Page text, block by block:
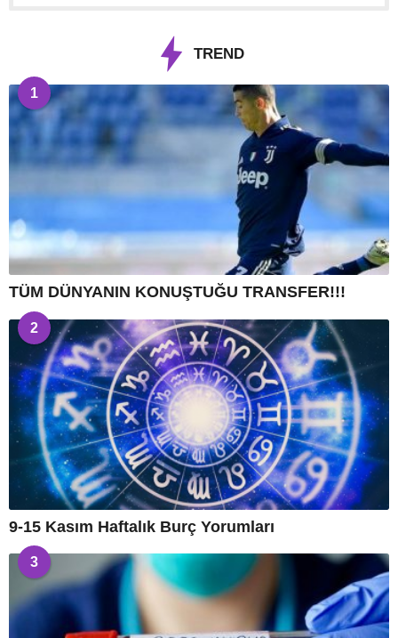
TREND
1
TÜM DÜNYANIN KONUŞTUĞU TRANSFER!!!
2
9-15 Kasım Haftalık Burç Yorumları
3